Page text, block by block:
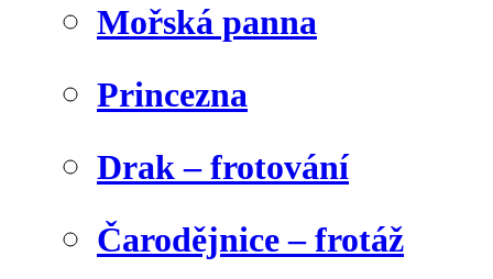
Mořská panna
Princezna
Drak – frotování
Čarodějnice – frotáž